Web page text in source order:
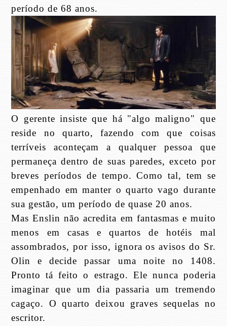
período de 68 anos.
O gerente insiste que há "algo maligno" que
reside no quarto, fazendo com que coisas
terríveis aconteçam a qualquer pessoa que
permaneça dentro de suas paredes, exceto por
breves períodos de tempo. Como tal, tem se
empenhado em manter o quarto vago durante
sua gestão, um período de quase 20 anos.
Mas Enslin não acredita em fantasmas e muito
menos em casas e quartos de hotéis mal
assombrados, por isso, ignora os avisos do Sr.
Olin e decide passar uma noite no 1408.
Pronto tá feito o estrago. Ele nunca poderia
imaginar que um dia passaria um tremendo
cagaço. O quarto deixou graves sequelas no
escritor.